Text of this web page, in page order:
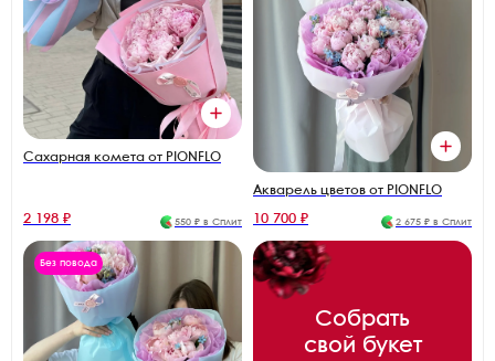
Сахарная комета от PIONFLO
2 198 ₽ 550 ₽ в Сплит
Акварель цветов от PIONFLO
10 700 ₽ 2 675 ₽ в Сплит
Без повода
Собрать
свой букет